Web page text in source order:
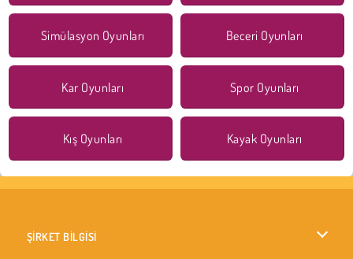
Simülasyon Oyunları Beceri Oyunları
Kar Oyunları Spor Oyunları
Kış Oyunları Kayak Oyunları
ŞİRKET BİLGİSİ